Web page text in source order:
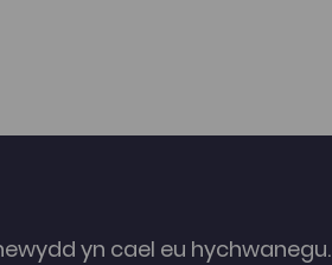
yn cael eu hychwanegu.